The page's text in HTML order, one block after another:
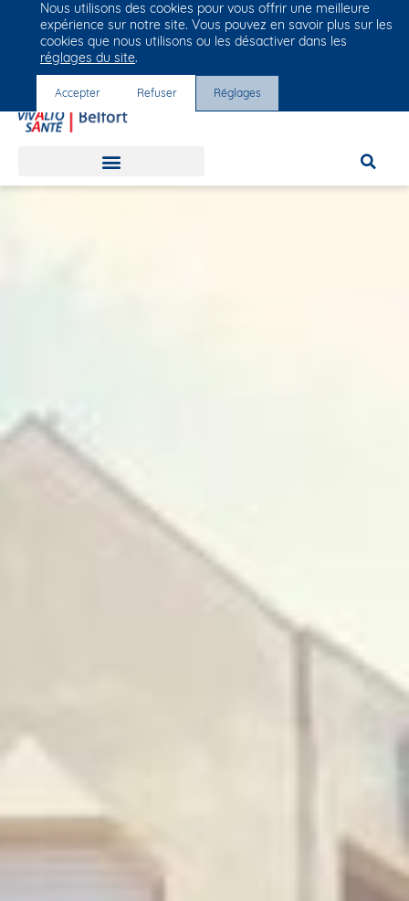
Groupe Vivalto Santé
Entre nous, la vie
Nous utilisons des cookies pour vous offrir une meilleure
expérience sur notre site. Vous pouvez en savoir plus sur les
cookies que nous utilisons ou les désactiver dans les
réglages du site.
Accepter Refuser Réglages